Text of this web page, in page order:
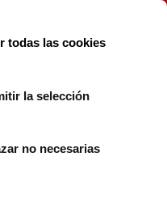
todas las cookies
la selección
no necesarias